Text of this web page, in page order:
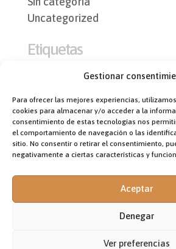
Gestionar
Para ofrecer las mejores experiencias,
cookies para almacenar y/o acceder a la
consentimiento de estas tecnologías nos
el comportamiento de navegación o las
sitio. No consentir o retirar el consentimiento,
negativamente a ciertas características y
Aceptar
Denegar
Ver preferencias
Uncategorized
Etiquetas
Félix Mallya
Hermanos todos (03.10.20)
La fraternidad humana
ONG OSCAR de Perú
Oriente Medio
Papa Francisco
paz con Eritrea